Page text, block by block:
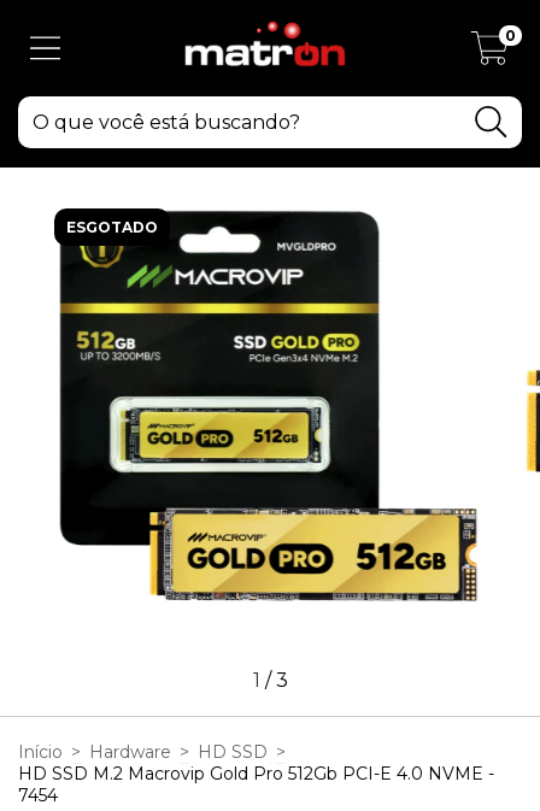
0
ESGOTADO
1 /3
Início > Hardware > HD SSD >
HD SSD M.2 Macrovip Gold Pro 512Gb PCI-E 4.0 NVME -
7454